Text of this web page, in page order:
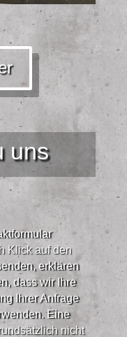
uns
Klick auf den
erklären
dass wir Ihre
Ihrer Anfrage
Eine
nicht